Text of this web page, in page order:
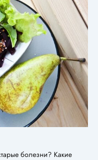
болезни? Какие